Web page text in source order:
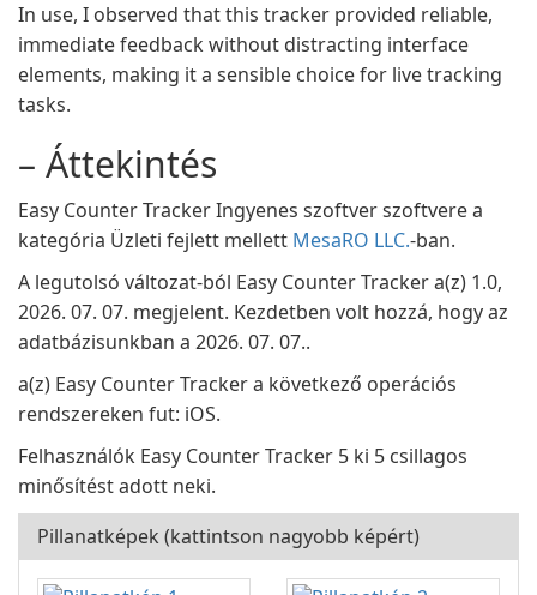
In use, I observed that this tracker provided reliable,
immediate feedback without distracting interface
elements, making it a sensible choice for live tracking
tasks.
– Áttekintés
Easy Counter Tracker Ingyenes szoftver szoftvere a
kategória Üzleti fejlett mellett MesaRO LLC.-ban.
A legutolsó változat-ból Easy Counter Tracker a(z) 1.0,
2026. 07. 07. megjelent. Kezdetben volt hozzá, hogy az
adatbázisunkban a 2026. 07. 07..
a(z) Easy Counter Tracker a következő operációs
rendszereken fut: iOS.
Felhasználók Easy Counter Tracker 5 ki 5 csillagos
minősítést adott neki.
Pillanatképek (kattintson nagyobb képért)